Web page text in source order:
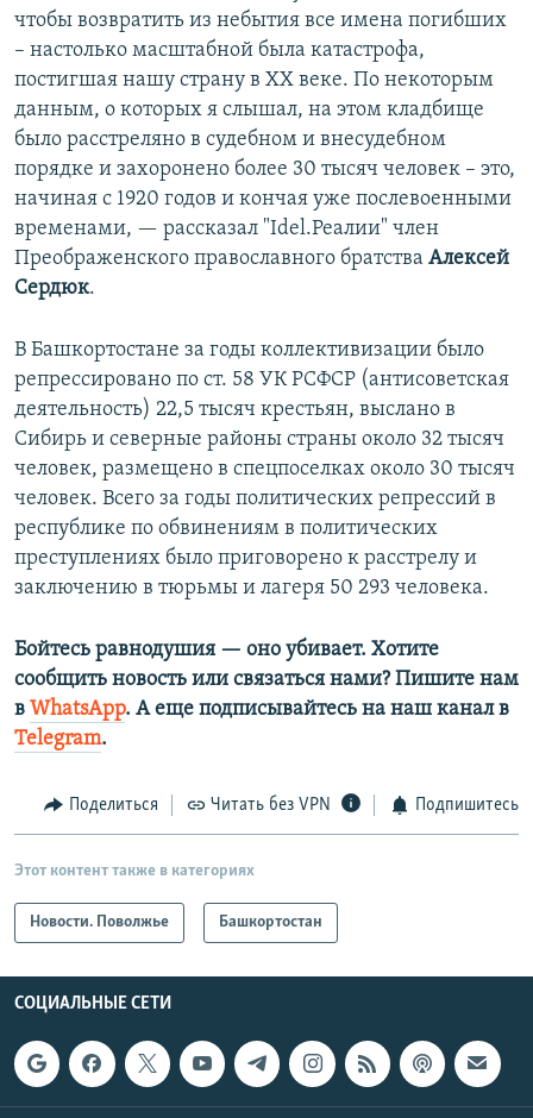
чтобы возвратить из небытия все имена погибших
– настолько масштабной была катастрофа,
постигшая нашу страну в XX веке. По некоторым
данным, о которых я слышал, на этом кладбище
было расстреляно в судебном и внесудебном
порядке и захоронено более 30 тысяч человек – это,
начиная с 1920 годов и кончая уже послевоенными
временами, — рассказал "Idel.Реалии" член
Преображенского православного братства Алексей
Сердюк.
В Башкортостане за годы коллективизации было
репрессировано по ст. 58 УК РСФСР (антисоветская
деятельность) 22,5 тысяч крестьян, выслано в
Сибирь и северные районы страны около 32 тысяч
человек, размещено в спецпоселках около 30 тысяч
человек. Всего за годы политических репрессий в
республике по обвинениям в политических
преступлениях было приговорено к расстрелу и
заключению в тюрьмы и лагеря 50 293 человека.
Бойтесь равнодушия — оно убивает. Хотите
сообщить новость или связаться нами? Пишите нам
в WhatsApp. А еще подписывайтесь на наш канал в
Telegram.
Поделиться Читать без VPN Подпишитесь
Этот контент также в категориях
Новости. Поволжье Башкортостан
СОЦИАЛЬНЫЕ СЕТИ